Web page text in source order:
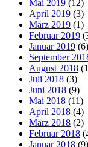
Mai 2019 (12)
April 2019 (3)
März 2019 (1)
Februar 2019
Januar 2019 (6)
September
August 2018
Juli 2018 (3)
Juni 2018 (9)
Mai 2018 (11)
April 2018 (4)
März 2018 (2)
Februar 2018
Januar 2018 (9)